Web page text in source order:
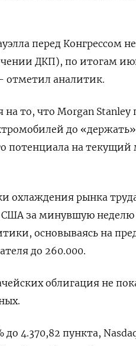
перед Конгрессом
ДКП), по итогам
отметил аналитик.
то, что Morgan Stanley
до
потенциала на
охлаждения рынка
за минувшую неделю
основываясь на
до 260.000.
облигация не
до 4.370,82​ пункта,